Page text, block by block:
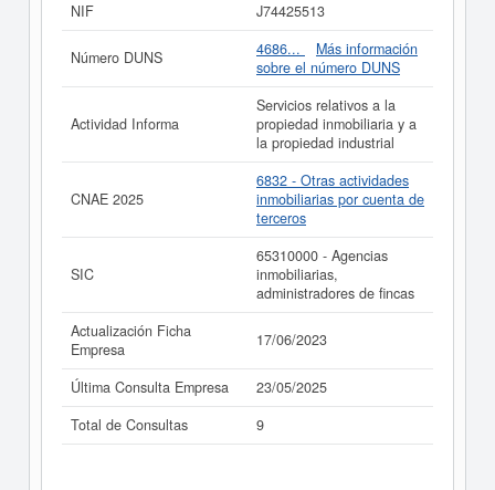
Si está interesado en conocer más datos de la empresa
AB ASESORIA INMOBILIARIA S.C. puede acceder
inmediatamente a este Informe ampliadode AB
ASESORIA INMOBILIARIA S.C. y consultar los
resultados de sus años de actividad, así como los
balances y cuentas de resultados disponibles.
La última actualización del informe de empresa se ha
realizado el 17/06/2023.
NIF
J74425513
Número DUNS 4686...
Más información
sobre el número DUNS
Actividad Informa
Servicios relativos a la
propiedad inmobiliaria y a
la propiedad industrial
CNAE 2025
6832 - Otras actividades
inmobiliarias por cuenta de
terceros
SIC
65310000 - Agencias
inmobiliarias,
administradores de fincas
Actualización Ficha
Empresa
17/06/2023
Última Consulta Empresa
23/05/2025
Total de Consultas
9